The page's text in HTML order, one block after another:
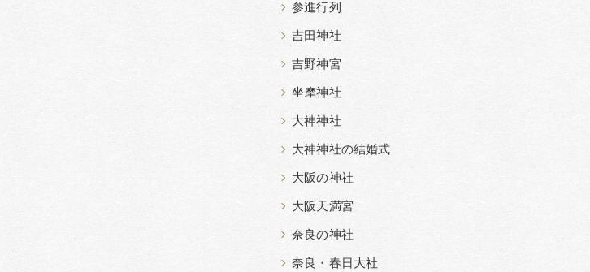
参進行列
吉田神社
吉野神宮
坐摩神社
大神神社
大神神社の結婚式
大阪の神社
大阪天満宮
奈良の神社
奈良・春日大社